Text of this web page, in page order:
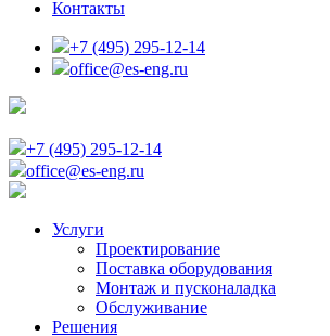
Контакты
+7 (495) 295-12-14
office@es-eng.ru
+7 (495) 295-12-14
office@es-eng.ru
Услуги
Проектирование
Поставка оборудования
Монтаж и пусконаладка
Обслуживание
Решения